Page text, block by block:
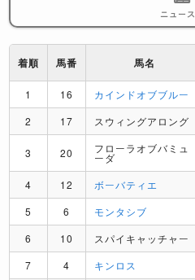
ニュース
着順 馬番 馬名
1 16 カインドオブブルー
2
17 スウィングアロング
3 20 フローラオブバミュ
ーダ
4 12 ボーバティエ
5
6 モンタシブ
6
10 スパイキャッチャー
7
4 キンロス